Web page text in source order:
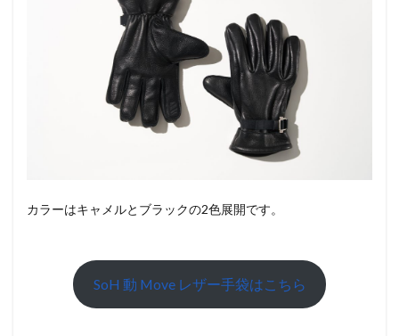
カラーはキャメルとブラックの2色展開です。
SoH 動 Move レザー手袋はこちら